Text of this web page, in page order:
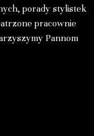
porady stylistek
pracownie
Pannom